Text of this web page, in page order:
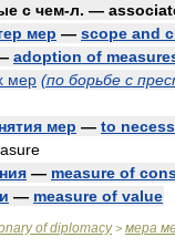
с чем-л. —
мер — scope and
adoption of
мер (по борьбе с
мер — to
— measure of
— measure of value
of diplomacy> мера